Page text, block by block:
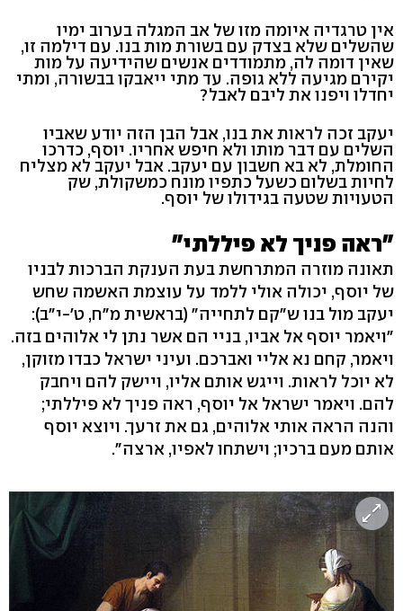
אין טרגדיה איומה מזו של אב המגלה בערוב ימיו
שהשלים שלא בצדק עם בשורת מות בנו. עם דילמה זו,
שאין דומה לה, מתמודדים אנשים שהידיעה על מות
יקירם מגיעה ללא גופה. עד מתי ייאבקו בבשורה, ומתי
יחדלו ויפנו את ליבם לאבל?
יעקב זכה לראות את בנו, אבל הבן הזה יודע שאביו
השלים עם דבר מותו ולא חיפש אחריו. יוסף, כדרכו
החומלת, לא בא חשבון עם יעקב. אבל יעקב לא מצליח
לחיות בשלום כשעל כתפיו מונח כמשקולת, שק
הטעויות שטעה בגידולו של יוסף.
"ראה פניך לא פיללתי"
תאונה מוזרה המתרחשת בעת הענקת הברכות לבניו
של יוסף, יכולה אולי ללמד על עוצמת האשמה שחש
יעקב מול בנו ש"קם לתחייה" (בראשית מ"ח, ט'-י"ב):
"ויאמר יוסף אל אביו, בניי הם אשר נתן לי אלוהים בזה.
ויאמר, קחם נא אליי ואברכם. ועיני ישראל כבדו מזוקן,
לא יוכל לראות. וייגש אותם אליו, ויישק להם ויחבק
להם. ויאמר ישראל אל יוסף, ראה פניך לא פיללתי;
והנה הראה אותי אלוהים, גם את זרעך. ויוצא יוסף
אותם מעם ברכיו; וישתחו לאפיו, ארצה".